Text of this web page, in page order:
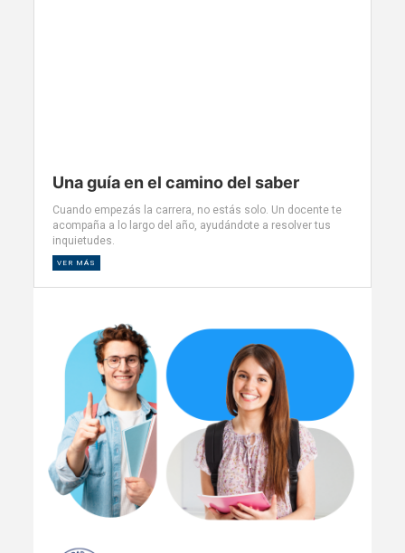
Una guía en el camino del saber
Cuando empezás la carrera, no estás solo. Un docente te
acompaña a lo largo del año, ayudándote a resolver tus
inquietudes.
VER MÁS